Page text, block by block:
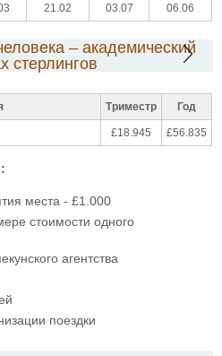
21.02
03.07
06.06
– академический
стерлингов
Триместр Год
£18.945 £56.835
места - £1.000
стоимости одного
агентства
поездки